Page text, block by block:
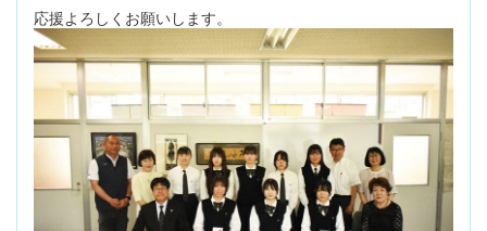
応援よろしくお願いします。